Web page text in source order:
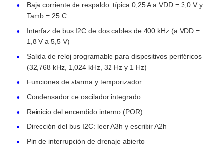
Sobre nosotros
Recorrido por la fábrica
Control de Calidad
Baja corriente de respaldo; típica 0,25 A a VDD = 3,0 V y
Tamb = 25 C
Interfaz de bus I2C de dos cables de 400 kHz (a VDD =
1,8 V a 5,5 V)
Salida de reloj programable para dispositivos periféricos
(32,768 kHz, 1,024 kHz, 32 Hz y 1 Hz)
Funciones de alarma y temporizador
Condensador de oscilador integrado
Reinicio del encendido interno (POR)
Dirección del bus I2C: leer A3h y escribir A2h
Pin de interrupción de drenaje abierto